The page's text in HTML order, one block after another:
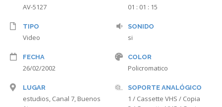
AV-5127
TIPO
Video
FECHA
26/02/2002
LUGAR
estudios, Canal 7, Buenos
01 : 01 : 15
SONIDO
si
COLOR
Policromatico
SOPORTE ANALÓGICO
1 / Cassette VHS / Copia